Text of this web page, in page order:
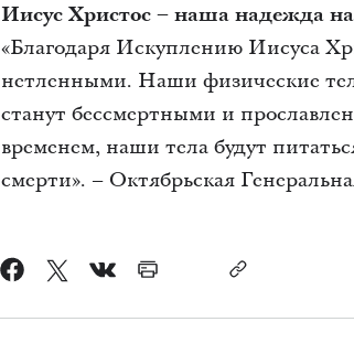
Иисус Христос – наша надежда
«Благодаря Искуплению Иисуса
нетленными. Наши физические
станут бессмертными и
временем, наши тела будут
смерти». – Октябрьская